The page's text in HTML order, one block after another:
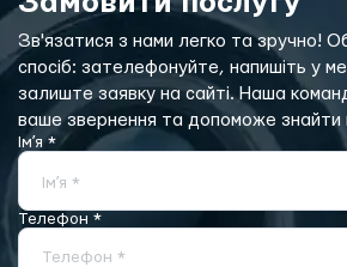
Зв'язатися з нами легко та зручно!
спосіб: зателефонуйте, напишіть у
залиште заявку на сайті. Наша
ваше звернення та допоможе знайти
Імʼя *
Імʼя *
Телефон *
Телефон *